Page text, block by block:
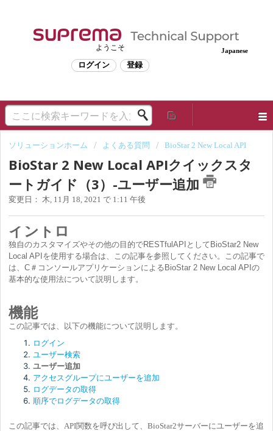
Japanese
ようこそ
ログイン 登録
ソリューションホーム よくある質問 BioStar 2 New Local API
BioStar 2 New Local APIクイックスタ
ートガイド（3）-ユーザー追加
変更日： 木, 11月 18, 2021 で 1:11 午後
イントロ
独自のカスタマイズやその他の目的でRESTfulAPIとしてBioStar2 New
Local APIを使用する場合は、この記事を参照してください。この記事で
は、C＃コンソールアプリケーションによるBioStar 2 New Local APIの
基本的な使用法について説明します。
機能
この記事では、以下の機能について説明します。
ログイン
ユーザー検索
ユーザー追加
アクセスグループにユーザーを追加
ログデータの取得
順序でログデータの取得
この記事では、API関数を呼び出して、BioStar2サーバーにユーザーを追